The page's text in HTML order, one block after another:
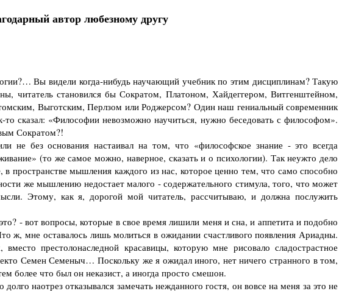
автор любезному другу
Вы видели когда-нибудь научающий учебник по этим дисциплинам? Такую
читатель становился бы Сократом, Платоном, Хайдеггером, Витгенштейном,
Выготским, Перлзом или Роджерсом? Один наш гениальный современник
сказал: «Философии невозможно научиться, нужно беседовать с философом».
Сократом?!
без основания настаивал на том, что «философское знание - это всегда
(то же самое можно, наверное, сказать и о психологии). Так неужто дело
пространстве мышления каждого из нас, которое ценно тем, что само способно
же мышлению недостает малого - содержательного стимула, того, что может
Этому, как я, дорогой мой читатель, рассчитываю, и должна послужить
- вот вопросы, которые в свое время лишили меня и сна, и аппетита и подобно
ж, мне оставалось лишь молиться в ожидании счастливого появления Ариадны.
престолонаследной красавицы, которую мне рисовало сладострастное
Семен Семеныч… Поскольку же я ожидал иного, нет ничего странного в том,
более что был он неказист, а иногда просто смешон.
наотрез отказывался замечать нежданного гостя, он вовсе на меня за это не